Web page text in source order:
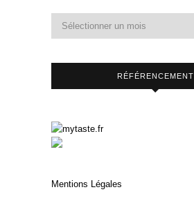
RÉFÉRENCEMENT
Mentions Légales